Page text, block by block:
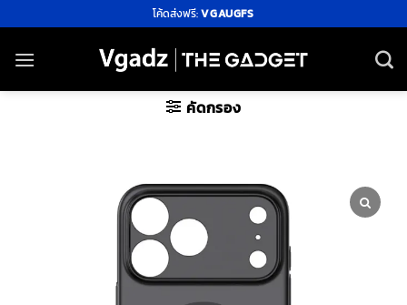
ไป
ยัง
โค้ดส่งฟรี:VGAUGFS
คัดกรอง